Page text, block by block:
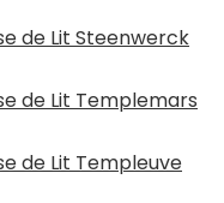
de Lit Steenwerck
de Lit Templemars
de Lit Templeuve